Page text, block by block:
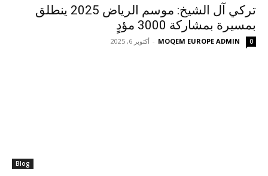
تركي آل الشيخ: موسم الرياض 2025 ينطلق
بمسيرة بمشاركة 3000 مؤدٍ
MOQEM EUROPE ADMIN
- أكتوبر 6, 2025 0
Blog